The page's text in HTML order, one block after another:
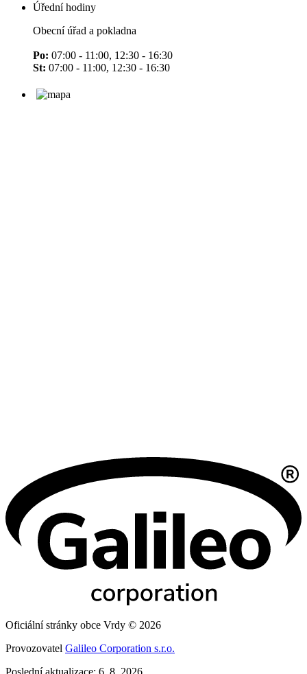
Úřední hodiny
Obecní úřad a pokladna
Po: 07:00 - 11:00, 12:30 - 16:30
St: 07:00 - 11:00, 12:30 - 16:30
Oficiální stránky obce Vrdy © 2026
Provozovatel Galileo Corporation s.r.o.